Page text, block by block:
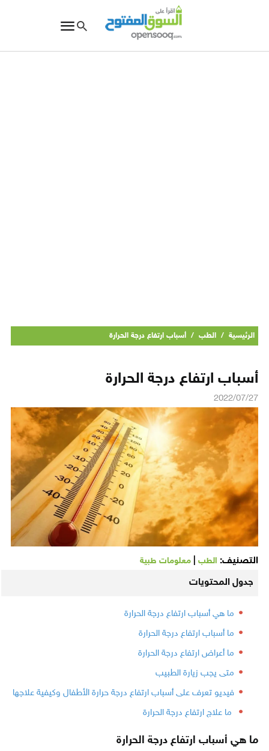
الرئيسية / الطب / أسباب ارتفاع درجة الحرارة
أسباب ارتفاع درجة الحرارة
2022/07/27
التصنيف: الطب| معلومات طبية
جدول المحتويات
ما هي أسباب ارتفاع درجة الحرارة
ما أسباب ارتفاع درجة الحرارة
ما أعراض ارتفاع درجة الحرارة
متى يجب زيارة الطبيب
فيديو تعرف على أسباب ارتفاع درجة حرارة الأطفال وكيفية علاجها
ما علاج ارتفاع درجة الحرارة
ما هي أسباب ارتفاع درجة الحرارة